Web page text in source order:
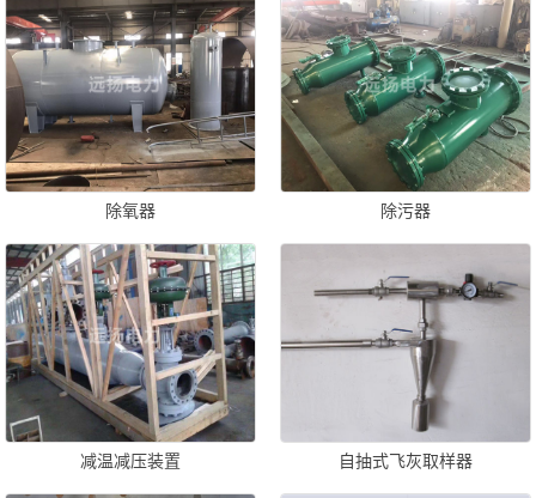
除氧器 除污器
减温减压装置 自抽式飞灰取样器